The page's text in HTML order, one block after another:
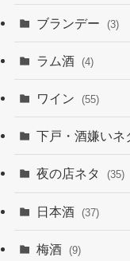
ブランデー (3)
ラム酒 (4)
ワイン (55)
下戸・酒嫌いネ
夜の店ネタ (35)
日本酒 (37)
梅酒 (9)